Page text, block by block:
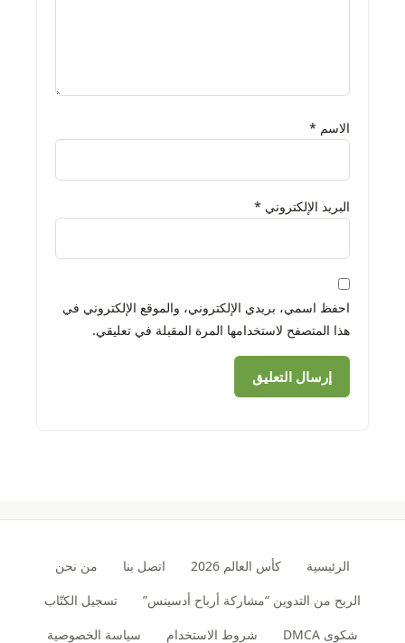
الاسم *
البريد الإلكتروني *
احفظ اسمي، بريدي الإلكتروني، والموقع الإلكتروني في
هذا المتصفح لاستخدامها المرة المقبلة في تعليقي.
الرئيسية كأس العالم 2026 اتصل بنا
من نحن
الربح من التدوين “مشاركة أرباح أدسينس”
تسجيل الكتّاب
شكوى DMCA
شروط الاستخدام سياسة الخصوصية